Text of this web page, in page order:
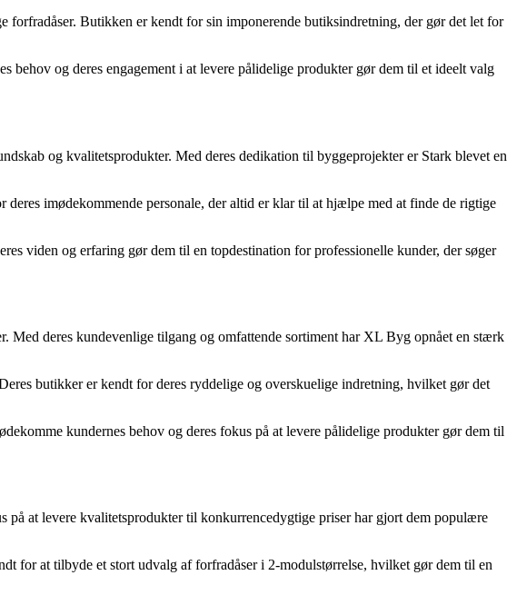
forfradåser. Butikken er kendt for sin imponerende butiksindretning, der gør det let for
behov og deres engagement i at levere pålidelige produkter gør dem til et ideelt valg
og kvalitetsprodukter. Med deres dedikation til byggeprojekter er Stark blevet en
imødekommende personale, der altid er klar til at hjælpe med at finde de rigtige
viden og erfaring gør dem til en topdestination for professionelle kunder, der søger
deres kundevenlige tilgang og omfattende sortiment har XL Byg opnået en stærk
butikker er kendt for deres ryddelige og overskuelige indretning, hvilket gør det
kundernes behov og deres fokus på at levere pålidelige produkter gør dem til
at levere kvalitetsprodukter til konkurrencedygtige priser har gjort dem populære
for at tilbyde et stort udvalg af forfradåser i 2-modulstørrelse, hvilket gør dem til en